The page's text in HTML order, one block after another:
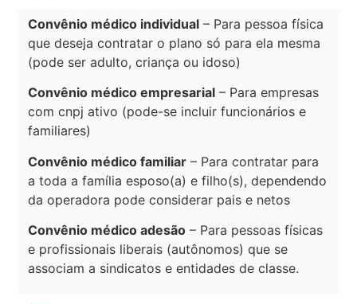
Convênio médico individual – Para pessoa física
que deseja contratar o plano só para ela mesma
(pode ser adulto, criança ou idoso)
Convênio médico empresarial – Para empresas
com cnpj ativo (pode-se incluir funcionários e
familiares)
Convênio médico familiar – Para contratar para
a toda a família esposo(a) e filho(s), dependendo
da operadora pode considerar pais e netos
Convênio médico adesão – Para pessoas físicas
e profissionais liberais (autônomos) que se
associam a sindicatos e entidades de classe.